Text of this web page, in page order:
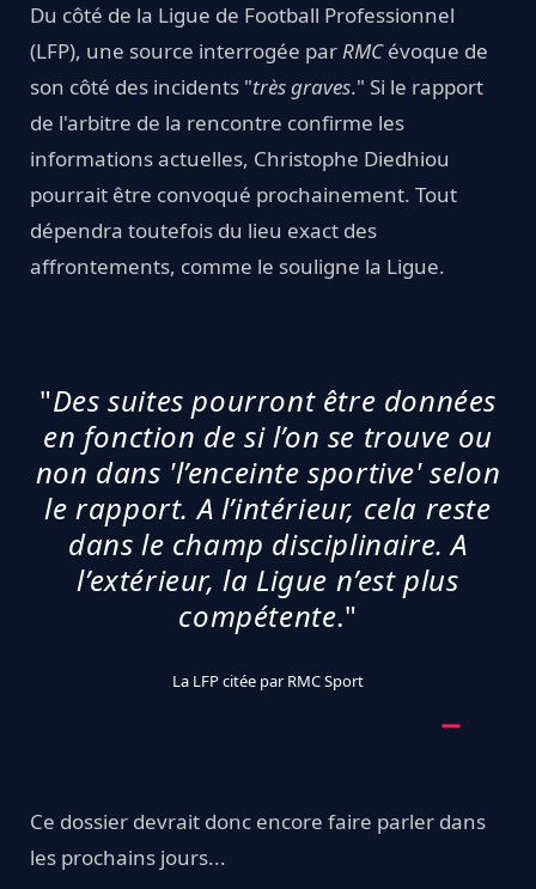
Du côté de la Ligue de Football Professionnel
(LFP), une source interrogée parRMCévoque de
son côté des incidents "très graves." Si le rapport
de l'arbitre de la rencontre confirme les
informations actuelles, Christophe Diedhiou
pourrait être convoqué prochainement. Tout
dépendra toutefois du lieu exact des
affrontements, comme le souligne la Ligue.
"Des suites pourront être données
en fonction de si l’on se trouve ou
non dans 'l’enceinte sportive' selon
le rapport. A l’intérieur, cela reste
dans le champ disciplinaire. A
l’extérieur, la Ligue n’est plus
compétente."
La LFP citée par RMC Sport
Ce dossier devrait donc encore faire parler dans
les prochains jours...